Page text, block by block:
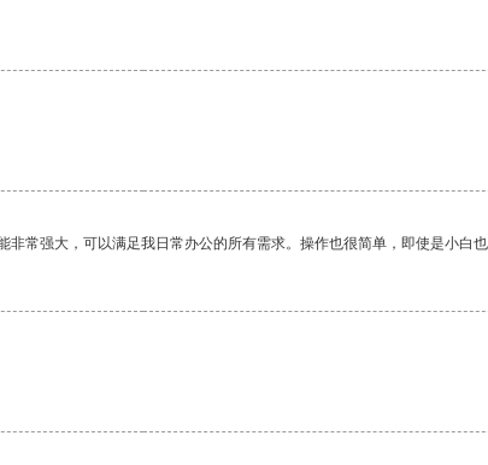
常强大，可以满足我日常办公的所有需求。操作也很简单，即使是小白也